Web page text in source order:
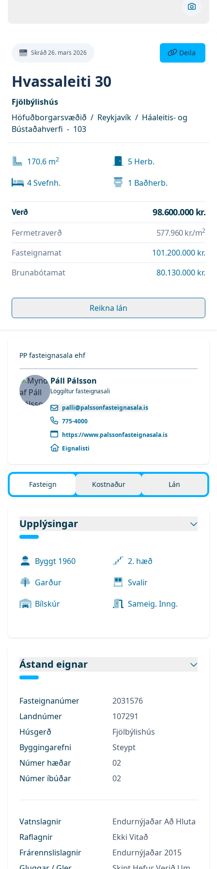
Skoða
Skráð26. mars 2026 Deila eign
Deila
Hvassaleiti 30
Fjölbýlishús
Höfuðborgarsvæðið / Reykjavík / Háaleitis- og
Bústaðahverfi - 103
170.6 m2 5 Herb.
4Svefnh. 1 Baðherb.
Verð 98.600.000 kr.
Fermetraverð 577.960 kr./m2
Fasteignamat
101.200.000 kr.
Brunabótamat
80.130.000 kr.
Reikna lán
PP fasteignasala ehf
Páll Pálsson
Löggiltur fasteignasali
palli@palssonfasteignasala.is
775-4000
https://www.palssonfasteignasala.is
Eignalisti
Fasteign Kostnaður Lán
Upplýsingar
Byggt 1960
2. hæð
Garður
Svalir
Bílskúr
Sameig. Inng.
Ástand eignar
Fasteignanúmer
2031576
Landnúmer
107291
Húsgerð
Fjölbýlishús
Byggingarefni
Steypt
Númer hæðar
02
Númer íbúðar
02
Vatnslagnir
Endurnýjaðar Að Hluta
Raflagnir
Ekki Vitað
Frárennslislagnir
Endurnýjaðar 2015